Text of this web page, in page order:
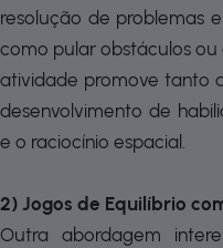
resolução de problemas
como pular obstáculos
atividade promove tanto
desenvolvimento de
e o raciocínio espacial.
2) Jogos de Equilíbrio
Outra abordagem